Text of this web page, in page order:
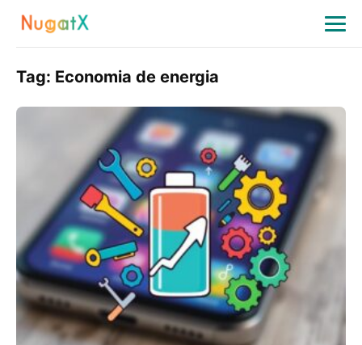
Tag: Economia de energia